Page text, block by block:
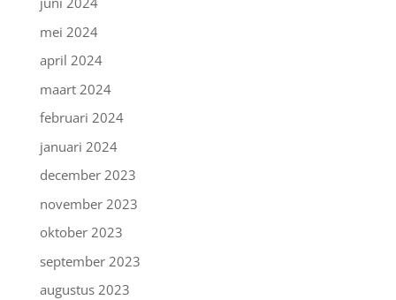
mei 2024
april 2024
maart 2024
februari 2024
januari 2024
december 2023
november 2023
oktober 2023
september 2023
augustus 2023